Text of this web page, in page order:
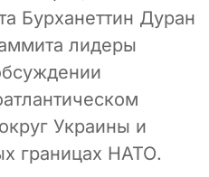
Бурханеттин Дуран
лидеры
Украины и
границах НАТО.